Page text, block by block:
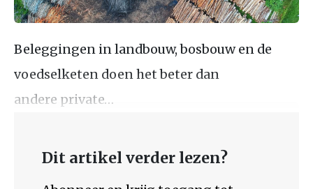
Beleggingen in landbouw, bosbouw en de
voedselketen doen het beter dan
andere private…
Dit artikel verder lezen?